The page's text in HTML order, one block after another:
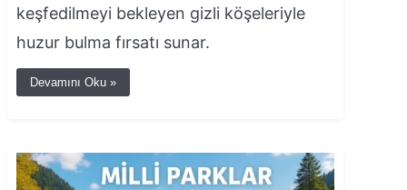
keşfedilmeyi bekleyen gizli köşeleriyle
huzur bulma fırsatı sunar.
Devamını Oku »